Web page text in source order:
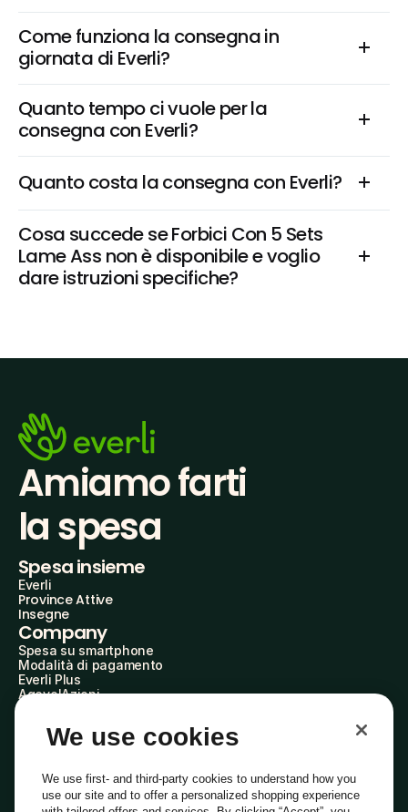
Come funziona la consegna in
giornata di Everli?
Quanto tempo ci vuole per la
consegna con Everli?
Quanto costa la consegna con Everli?
Cosa succede se Forbici Con 5 Sets
Lame Ass non è disponibile e voglio
dare istruzioni specifiche?
Amiamo farti
la spesa
Spesa insieme
Everli
Province Attive
Insegne
Company
Spesa su smartphone
Modalità di pagamento
Everli Plus
AgevolAzioni
Everli Shoppers
Scopri chi siamo
Domande frequenti
We use cookies
We use first- and third-party cookies to understand how you
use our site and to offer a personalized shopping experience